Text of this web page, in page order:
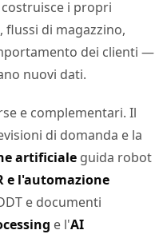
i propri
di magazzino,
dei clienti —
nuovi dati.
e complementari. Il
di domanda e la
artificiale guida robot
e l'automazione
e documenti
e l'AI